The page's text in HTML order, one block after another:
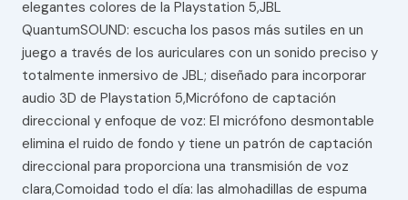
elegantes colores de la Playstation 5,JBL
QuantumSOUND: escucha los pasos más sutiles en un
juego a través de los auriculares con un sonido preciso y
totalmente inmersivo de JBL; diseñado para incorporar
audio 3D de Playstation 5,Micrófono de captación
direccional y enfoque de voz: El micrófono desmontable
elimina el ruido de fondo y tiene un patrón de captación
direccional para proporciona una transmisión de voz
clara,Comoidad todo el día: las almohadillas de espuma